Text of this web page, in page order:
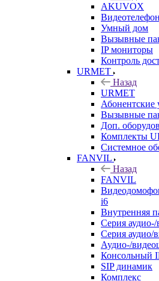
AKUVOX
Умный дом
Вызывные
IP мониторы
Контроль
URMET
Назад
URMET
Абонентские
Вызывные
Доп.
Комплекты
Системное
FANVIL
Назад
FANVIL
i6
Внутренняя
Серия
Серия аудио/
Аудио-/
Консольный
SIP динамик
Комплекс